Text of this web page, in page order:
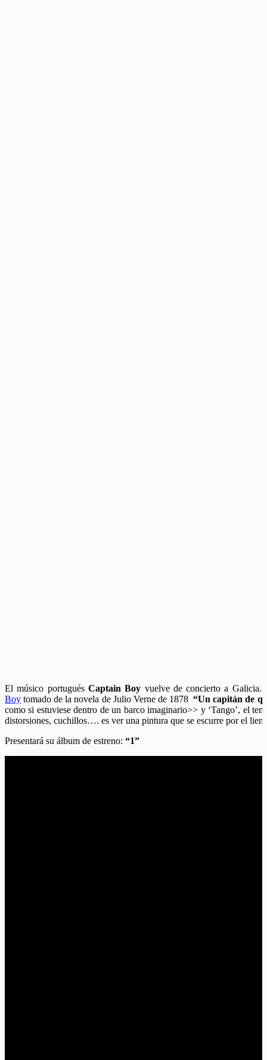
El músico portugués Captain Boy vuelve de concierto a
Boy tomado de la novela de Julio Verne de 1878 “Un capitán de
como si estuviese dentro de un barco imaginario>> y ‘Tango’, el
distorsiones, cuchillos…. es ver una pintura que se escurre por el
Presentará su álbum de estreno: “1”